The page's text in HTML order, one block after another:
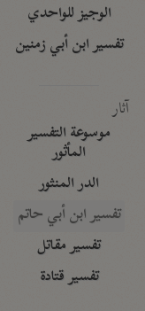
الوجيز للواحدي
تفسير ابن أبي زمنين
آثار
موسوعة التفسير
المأثور
الدر المنثور
تفسير ابن أبي حاتم
تفسير مقاتل
تفسير قتادة